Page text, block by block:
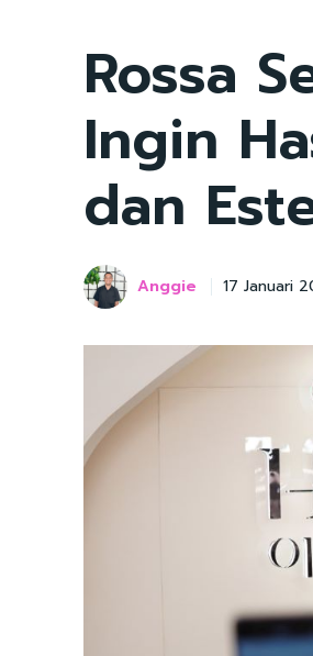
Rossa
Ingin
dan
Anggie 17 Januari